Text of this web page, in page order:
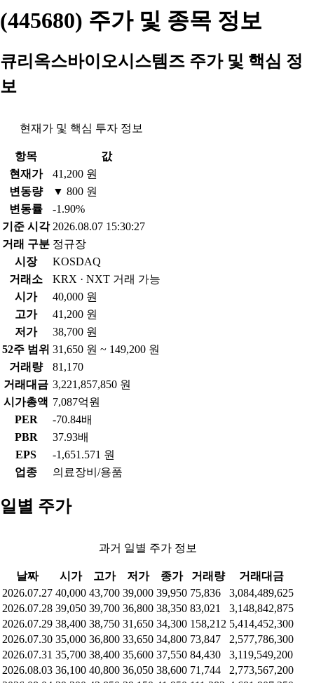
(445680) 주가 및 종목 정보
큐리옥스바이오시스템즈 주가 및 핵심 정
보
현재가 및 핵심 투자 정보
항목
값
현재가
41,200 원
변동량
▼ 800 원
변동률
-1.90%
기준 시각 2026.08.07 15:30:27
거래 구분 정규장
시장
KOSDAQ
거래소
KRX · NXT 거래 가능
시가
40,000 원
고가
41,200 원
저가
38,700 원
52주 범위 31,650 원 ~ 149,200 원
거래량
81,170
거래대금 3,221,857,850 원
시가총액 7,087억원
PER
-70.84배
PBR
37.93배
EPS
-1,651.571 원
업종
의료장비/용품
일별 주가
과거 일별 주가 정보
날짜 시가 고가 저가 종가 거래량
거래대금
2026.07.27 40,000 43,700 39,000 39,950 75,836
3,084,489,625
2026.07.28 39,050 39,700 36,800 38,350 83,021
3,148,842,875
2026.07.29 38,400 38,750 31,650 34,300 158,212 5,414,452,300
2026.07.30 35,000 36,800 33,650 34,800 73,847
2,577,786,300
2026.07.31 35,700 38,400 35,600 37,550 84,430
3,119,549,200
2026.08.03 36,100 40,800 36,050 38,600 71,744
2,773,567,200